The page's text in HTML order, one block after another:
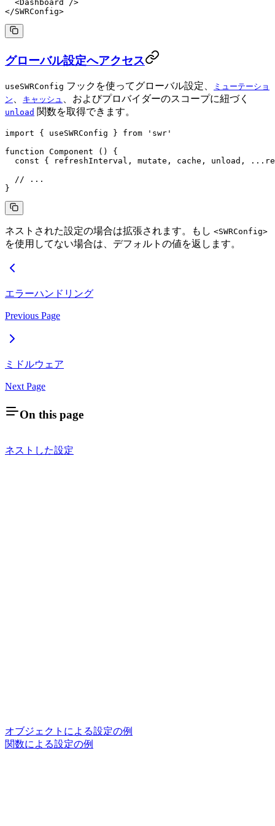
  <
Dashboard
/>
</SWRConfig>
グローバル設定へアクセス
useSWRConfig フックを使ってグローバル設定、
ミューテーショ
ン 、 キャッシュ 、およびプロバイダーのスコープに紐づく
unload 関数を取得できます。
import { useSWRConfig } from 'swr'
function Component () {
  const
{ refreshInterval , mutate , cache , unload , ...
  // ...
}
ネストされた設定の場合は拡張されます。もし <SWRConfig>
を使用してない場合は、デフォルトの値を返します。
エラーハンドリング
Previous Page
ミドルウェア
Next Page
On this page
ネストした設定
オブジェクトによる設定の例
関数による設定の例